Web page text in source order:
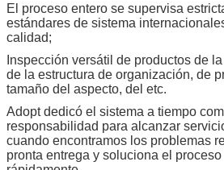
El proceso entero se supervisa
estándares de sistema
calidad;
Inspección versátil de productos de
de la estructura de organización, de
tamaño del aspecto, del etc.
Adopt dedicó el sistema a tiempo
responsabilidad para alcanzar
cuando encontramos los problemas
pronta entrega y soluciona el